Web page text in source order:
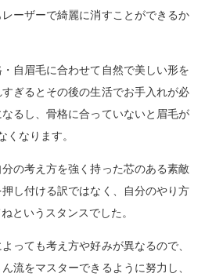
ーザーで綺麗に消すことができるか
自眉毛に合わせて自然で美しい形を
ぎるとその後の生活でお手入れが必
るし、骨格に合っていないと眉毛が
くなります。
の考え方を強く持った芯のある素敵
し付ける訳ではなく、自分のやり方
というスタンスでした。
っても考え方や好みが異なるので、
流をマスターできるように努力し、